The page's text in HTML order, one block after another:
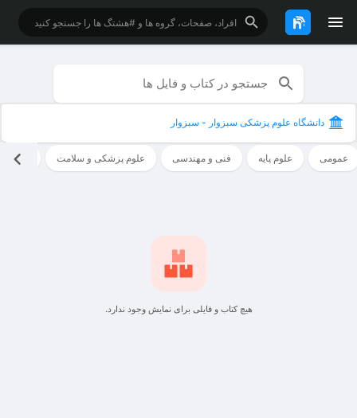
دانشگاه علوم پزشکی سبزوار - سبزوار
عمومی علوم پایه فنی و مهندسی علوم پزشکی و سلامت علوم
هیچ کتاب و فایلی برای نمایش وجود ندارد.